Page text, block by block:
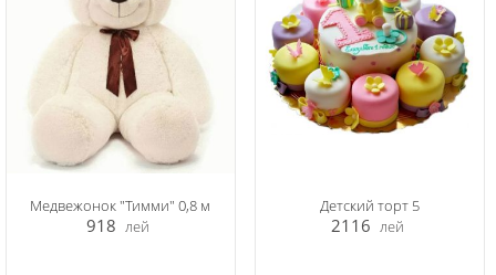
Медвежонок "Тимми" 0,8 м
918 лей
Детский торт 5
2116 лей